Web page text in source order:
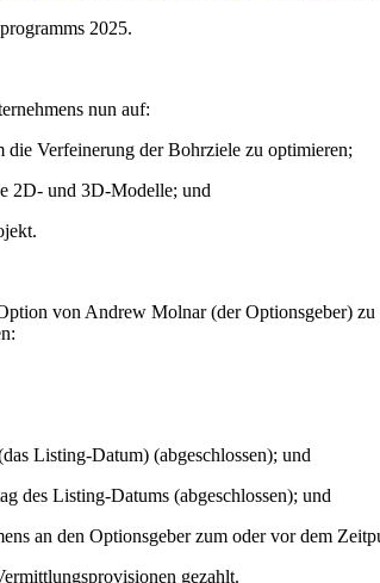
2025.
nun auf:
Verfeinerung der Bohrziele zu optimieren;
2D- und 3D-Modelle; und
von Andrew Molnar (der Optionsgeber)
Listing-Datum) (abgeschlossen); und
des Listing-Datums (abgeschlossen); und
an den Optionsgeber zum oder vor dem
gezahlt.